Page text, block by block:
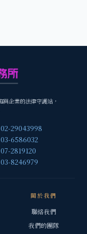
企業的法律守護站，
29043998
6586032
2819120
8246979
關於我們
聯絡我們
我們的團隊